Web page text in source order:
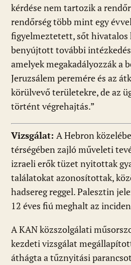
kérdése nem tartozik a
rendőrség több mint egy
figyelmeztetett, sőt hivatalos
benyújtott további
amelyek megakadályozzák a
Jeruzsálem peremére és az
körülvevő területekre, de az
Vizsgálat: A Hebron
térségében zajló műveleti
izraeli erők tüzet nyitottak
találatokat azonosítottak,
hadsereg reggel. Palesztin
12 éves fiú meghalt az
A KAN közszolgálati
kezdeti vizsgálat
áthágta a tűznyitási